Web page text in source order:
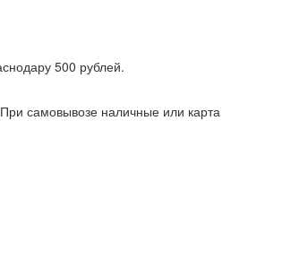
500 рублей.
самовывозе наличные или карта